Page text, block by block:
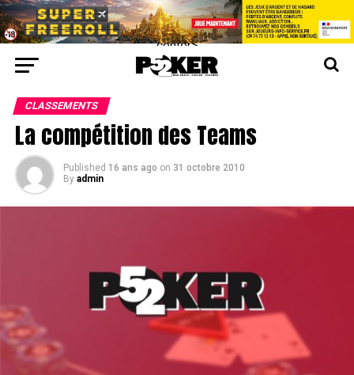
center>
CLASSEMENTS
La compétition des Teams
Published 16 ans ago on 31 octobre 2010
By admin